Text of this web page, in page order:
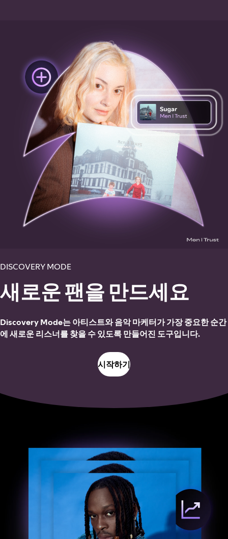
DISCOVERY MODE
새로운 팬을 만드세요
Discovery Mode는 아티스트와 음악 마케터가 가장 중요한 순간
에 새로운 리스너를 찾을 수 있도록 만들어진 도구입니다.
시작하기